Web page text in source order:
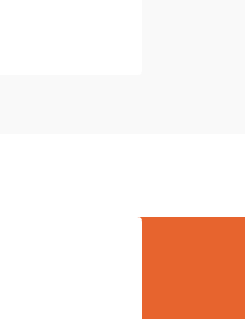
mehke